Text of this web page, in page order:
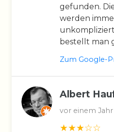
gefunden.
werden
bestellt man
Zum Google-
Albert
vor einem Jahr